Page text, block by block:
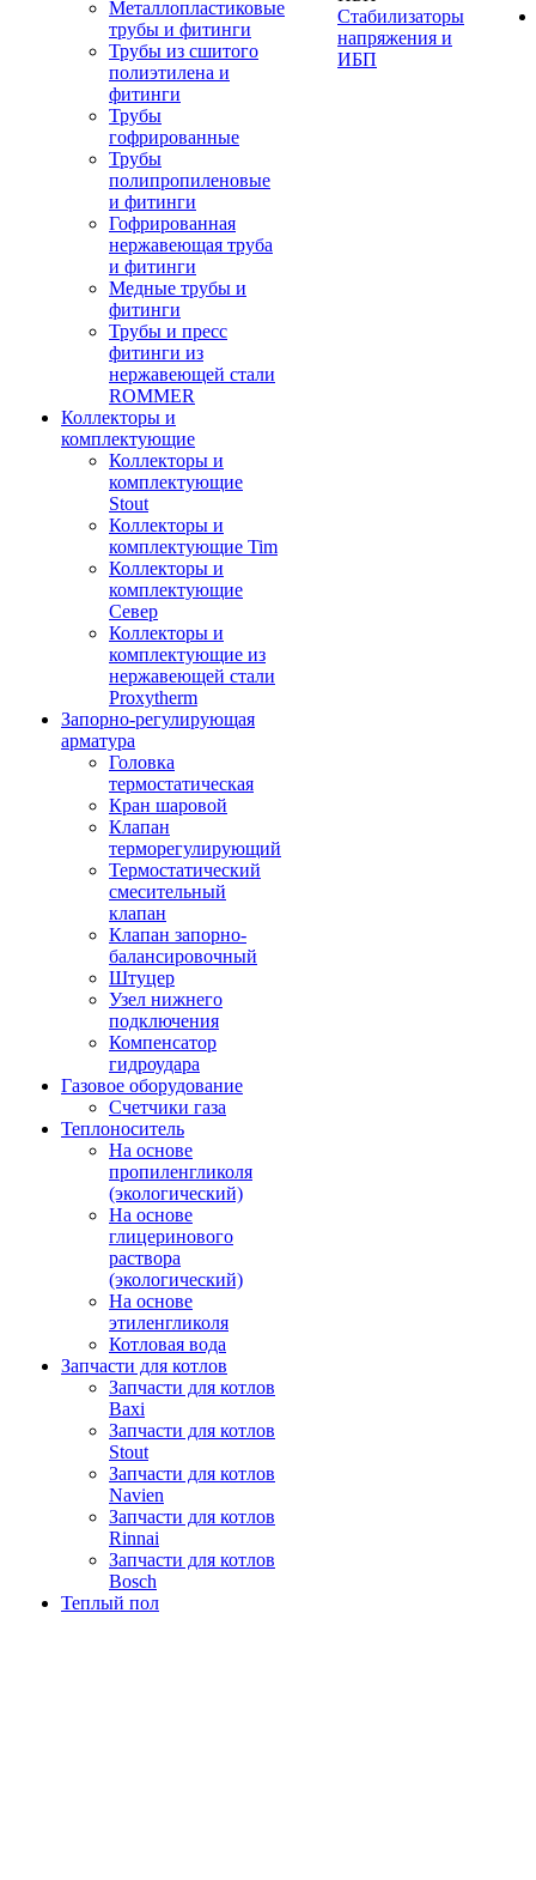
Металлопластиковые
трубы и фитинги
Трубы из сшитого
полиэтилена и
фитинги
Трубы
гофрированные
Трубы
полипропиленовые
и фитинги
Гофрированная
нержавеющая труба
и фитинги
Медные трубы и
фитинги
Трубы и пресс
фитинги из
нержавеющей стали
ROMMER
Коллекторы и
комплектующие
Коллекторы и
комплектующие
Stout
Коллекторы и
комплектующие Tim
Коллекторы и
комплектующие
Север
Коллекторы и
комплектующие из
нержавеющей стали
Proxytherm
Запорно-регулирующая
арматура
Головка
термостатическая
Кран шаровой
Клапан
терморегулирующий
Термостатический
смесительный
клапан
Клапан запорно-
балансировочный
Штуцер
Узел нижнего
подключения
Компенсатор
гидроудара
Газовое оборудование
Счетчики газа
Теплоноситель
На основе
пропиленгликоля
(экологический)
На основе
глицеринового
раствора
(экологический)
На основе
этиленгликоля
Котловая вода
Запчасти для котлов
Запчасти для котлов
Baxi
Запчасти для котлов
Stout
Запчасти для котлов
Navien
Запчасти для котлов
Rinnai
Запчасти для котлов
Bosch
Теплый пол
Стабилизаторы
напряжения и
ИБП